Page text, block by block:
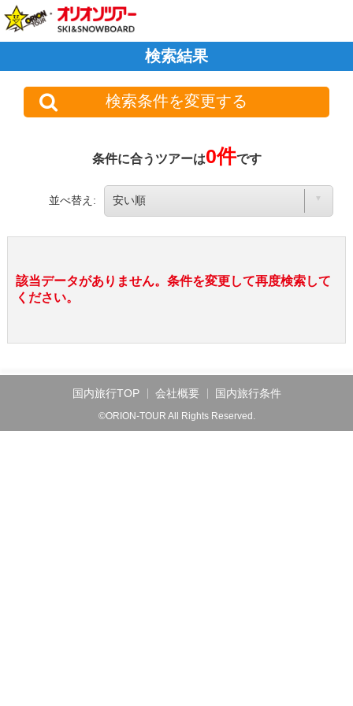
検索結果
検索条件を変更する
条件に合うツアーは0件です
並べ替え:
該当データがありません。条件を変更して再度検索して
ください。
国内旅行TOP 会社概要 国内旅行条件
©ORION-TOUR All Rights Reserved.